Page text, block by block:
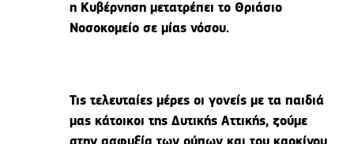
η Κυβέρνηση μετατρέπει το Θριάσιο
Νοσοκομείο σε μίας νόσου.
Τις τελευταίες μέρες οι γονείς με τα παιδιά
μας κάτοικοι της Δυτικής Αττικής, ζούμε